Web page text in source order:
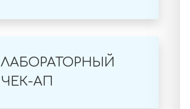
ЛАБОРАТОРНЫЙ
ЧЕК-АП